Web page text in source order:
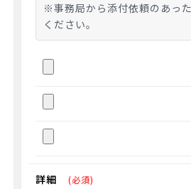
※事務局から添付依頼のあっ
ください。
詳細 (必須)